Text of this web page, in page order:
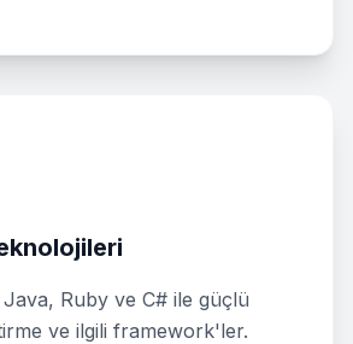
Ruby ve C# ile güçlü
ve ilgili framework'ler.